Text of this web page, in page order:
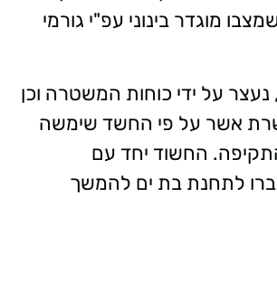
מוגדר בינוני עפ"י גורמי
החשוד, בן 42, נעצר על ידי כוחות המשטרה וכן
אשר על פי החשד שימשה
החשוד יחד עם
לתחנת בת ים להמשך